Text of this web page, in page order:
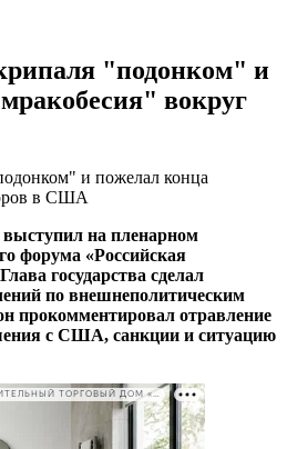
"подонком" и
вокруг
и пожелал конца
в США
на пленарном
форума «Российская
государства сделал
по внешнеполитическим
прокомментировал отравление
с США, санкции и ситуацию
РЕКЛАМА • ООО СТРОИТЕЛЬНЫЙ ТОРГОВЫЙ ДОМ «ПЕТРОВИЧ». ИНН: 7802348846